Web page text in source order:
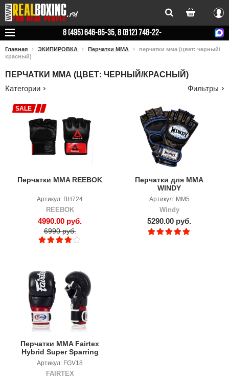
Вход
8 (495) 646-85-35, 8 (812) 748-22-
Главная ЭКИПИРОВКА Перчатки ММА
перчатки мма (цвет: черный/
красный)
ПЕРЧАТКИ ММА (ЦВЕТ: ЧЕРНЫЙ/КРАСНЫЙ)
Категории
Фильтры
SALE
Перчатки MMA REEBOK
Артикул: BH724
REEBOK
4990.00 руб.
6990 руб.
Перчатки для MMA
WINDY
Артикул: MM5
Windy
5290.00 руб.
Перчатки MMA Fairtex
Hybrid Super Sparring
Артикул: FGV18
FAIRTEX